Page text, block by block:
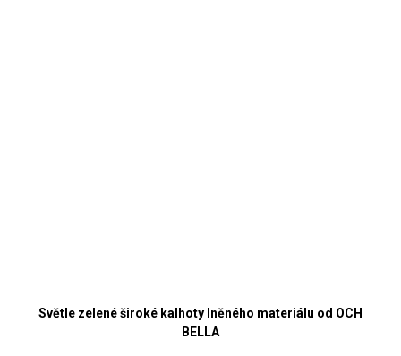
Světle zelené široké kalhoty lněného materiálu od OCH
BELLA